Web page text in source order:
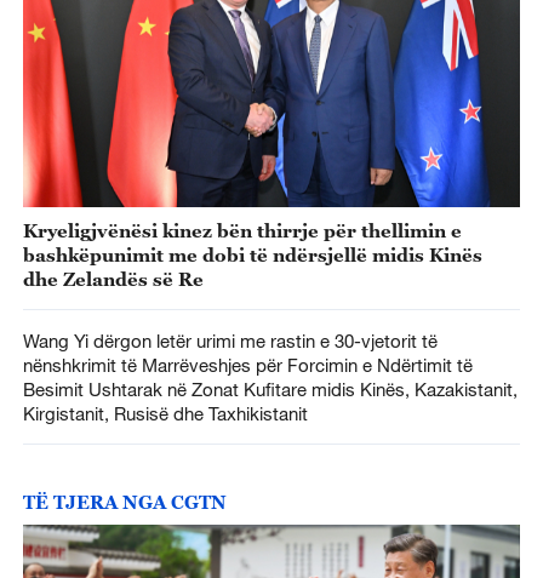
Kryeligjvënësi kinez bën thirrje për thellimin e
bashkëpunimit me dobi të ndërsjellë midis Kinës
dhe Zelandës së Re
Wang Yi dërgon letër urimi me rastin e 30-vjetorit të
nënshkrimit të Marrëveshjes për Forcimin e Ndërtimit të
Besimit Ushtarak në Zonat Kufitare midis Kinës, Kazakistanit,
Kirgistanit, Rusisë dhe Taxhikistanit
TË TJERA NGA CGTN